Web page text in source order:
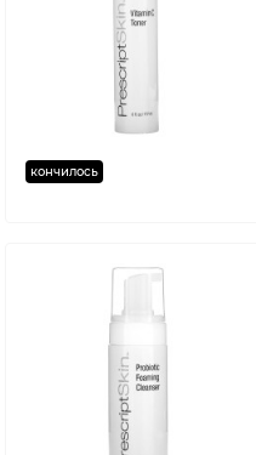
кончилось